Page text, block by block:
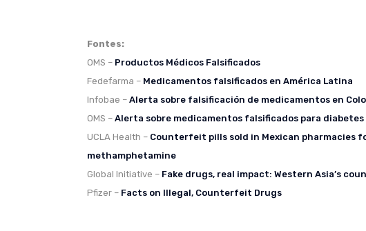
Fontes:
OMS – Productos Médicos Falsificados
Fedefarma –Medicamentos falsificados en América Latina
Infobae – Alerta sobre falsificación de medicamentos en
OMS – Alerta sobre medicamentos falsificados para diabetes
UCLA Health – Counterfeit pills sold in Mexican pharmacies
methamphetamine
Global Initiative – Fake drugs, real impact: Western Asia’s
Pfizer – Facts on Illegal, Counterfeit Drugs